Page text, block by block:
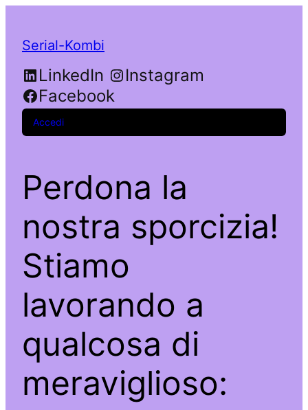
Serial-Kombi
LinkedIn
Instagram
Facebook
Accedi
Perdona la
nostra sporcizia!
Stiamo
lavorando a
qualcosa di
meraviglioso: